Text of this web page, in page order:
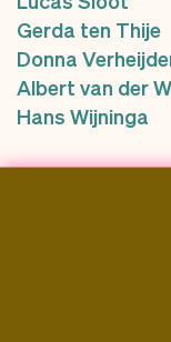
Gerda ten Thije
Donna
Albert van der
Hans Wijninga